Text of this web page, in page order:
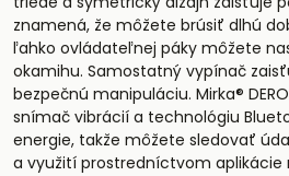
znamená, že môžete brúsiť dlhú
ľahko ovládateľnej páky môžete
okamihu. Samostatný vypínač
bezpečnú manipuláciu. Mirka®
snímač vibrácií a technológiu
energie, takže môžete sledovať
a využití prostredníctvom aplikácie